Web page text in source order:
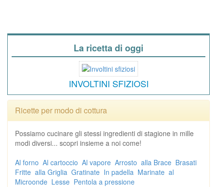
La ricetta di oggi
INVOLTINI SFIZIOSI
Ricette per modo di cottura
Possiamo cucinare gli stessi ingredienti di stagione in mille
modi diversi... scopri insieme a noi come!
Al forno Al cartoccio Al vapore Arrosto alla Brace Brasati
Fritte alla Griglia Gratinate In padella Marinate al
Microonde Lesse Pentola a pressione